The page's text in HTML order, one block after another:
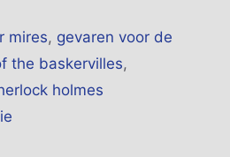
mires, gevaren voor de
the baskervilles,
holmes